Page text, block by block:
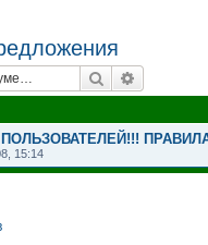
Поиск
15:14